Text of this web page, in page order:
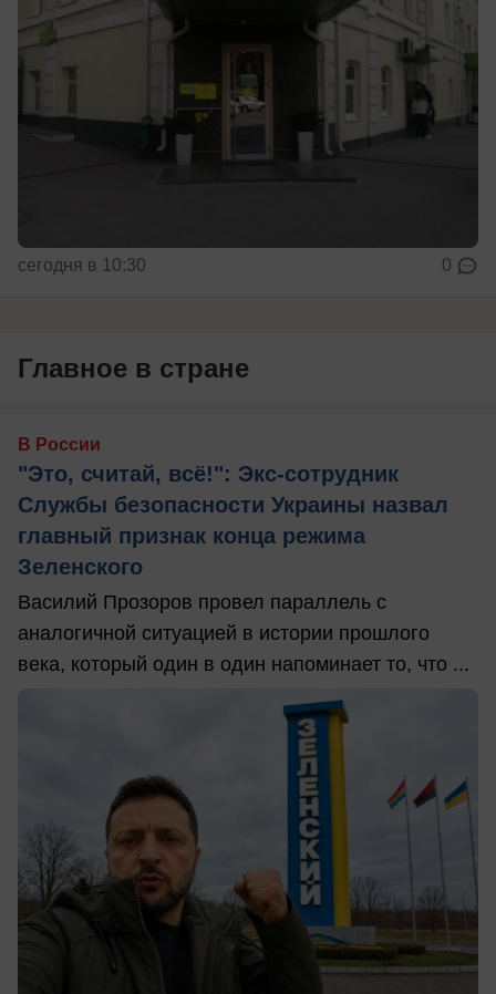
сегодня в 10:30 0
Главное в стране
В России
"Это, считай, всё!": Экс-сотрудник
Службы безопасности Украины назвал
главный признак конца режима
Зеленского
Василий Прозоров провел параллель с
аналогичной ситуацией в истории прошлого
века, который один в один напоминает то, что ...